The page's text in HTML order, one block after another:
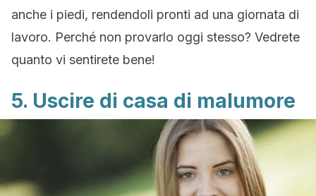
anche i piedi, rendendoli pronti ad una giornata di
lavoro. Perché non provarlo oggi stesso? Vedrete
quanto vi sentirete bene!
5. Uscire di casa di malumore